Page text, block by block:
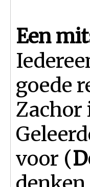
Een
goede
Zachor
voor (